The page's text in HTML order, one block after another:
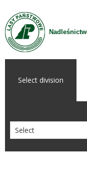
Skip to Content
Select division